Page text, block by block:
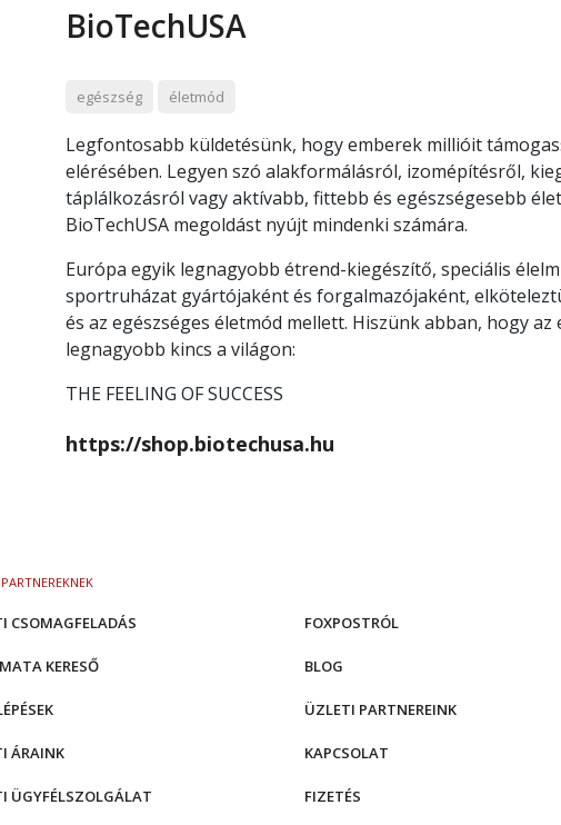
BioTechUSA
egészség életmód
Legfontosabb küldetésünk, hogy emberek millióit
elérésében. Legyen szó alakformálásról, izomépítésről,
táplálkozásról vagy aktívabb, fittebb és egészségesebb
BioTechUSA megoldást nyújt mindenki számára.
Európa egyik legnagyobb étrend-kiegészítő, speciális
sportruházat gyártójaként és forgalmazójaként,
és az egészséges életmód mellett. Hiszünk abban, hogy az
legnagyobb kincs a világon:
THE FEELING OF SUCCESS
https://shop.biotechusa.hu
CSOMAGFELADÁS
KERESŐ
ÁRAINK
ÜGYFÉLSZOLGÁLAT
FOXPOSTRÓL
BLOG
ÜZLETI PARTNEREINK
KAPCSOLAT
FIZETÉS